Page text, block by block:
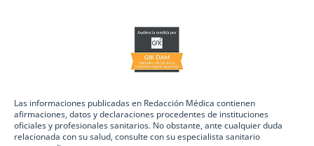
Las informaciones publicadas en Redacción Médica contienen
afirmaciones, datos y declaraciones procedentes de instituciones
oficiales y profesionales sanitarios. No obstante, ante cualquier duda
relacionada con su salud, consulte con su especialista sanitario